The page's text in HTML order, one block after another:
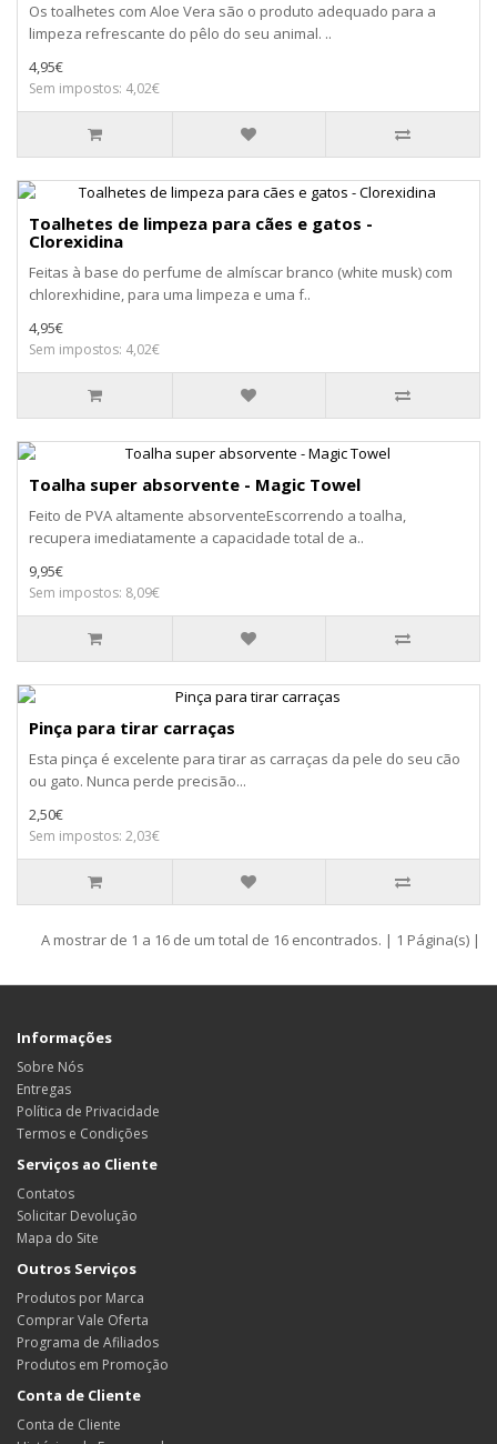
Os toalhetes com Aloe Vera são o produto adequado para a
limpeza refrescante do pêlo do seu animal. ..
4,95€
Sem impostos: 4,02€
Toalhetes de limpeza para cães e gatos -
Clorexidina
Feitas à base do perfume de almíscar branco (white musk) com
chlorexhidine, para uma limpeza e uma f..
4,95€
Sem impostos: 4,02€
Toalha super absorvente - Magic Towel
Feito de PVA altamente absorventeEscorrendo a toalha,
recupera imediatamente a capacidade total de a..
9,95€
Sem impostos: 8,09€
Pinça para tirar carraças
Esta pinça é excelente para tirar as carraças da pele do seu cão
ou gato. Nunca perde precisão...
2,50€
Sem impostos: 2,03€
A mostrar de 1 a 16 de um total de 16 encontrados. | 1 Página(s) |
Informações
Sobre Nós
Entregas
Política de Privacidade
Termos e Condições
Serviços ao Cliente
Contatos
Solicitar Devolução
Mapa do Site
Outros Serviços
Produtos por Marca
Comprar Vale Oferta
Programa de Afiliados
Produtos em Promoção
Conta de Cliente
Conta de Cliente